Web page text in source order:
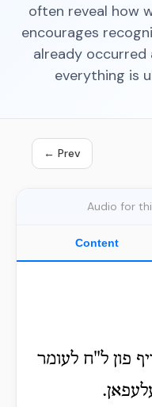
often reveal how
encourages
already
everything is
← Prev
Audio for
Content
פון ל"ח לעומר